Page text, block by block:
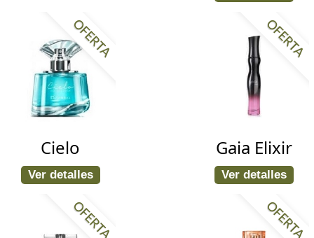
OFERTA
Cielo
Ver detalles
OFERTA
Gaia Elixir
Ver detalles
OFERTA OFERTA